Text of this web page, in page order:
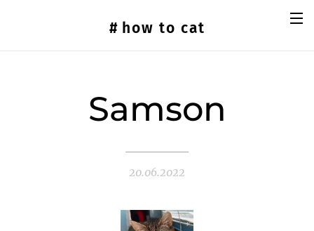
#how to cat
Samson
20.06.2022